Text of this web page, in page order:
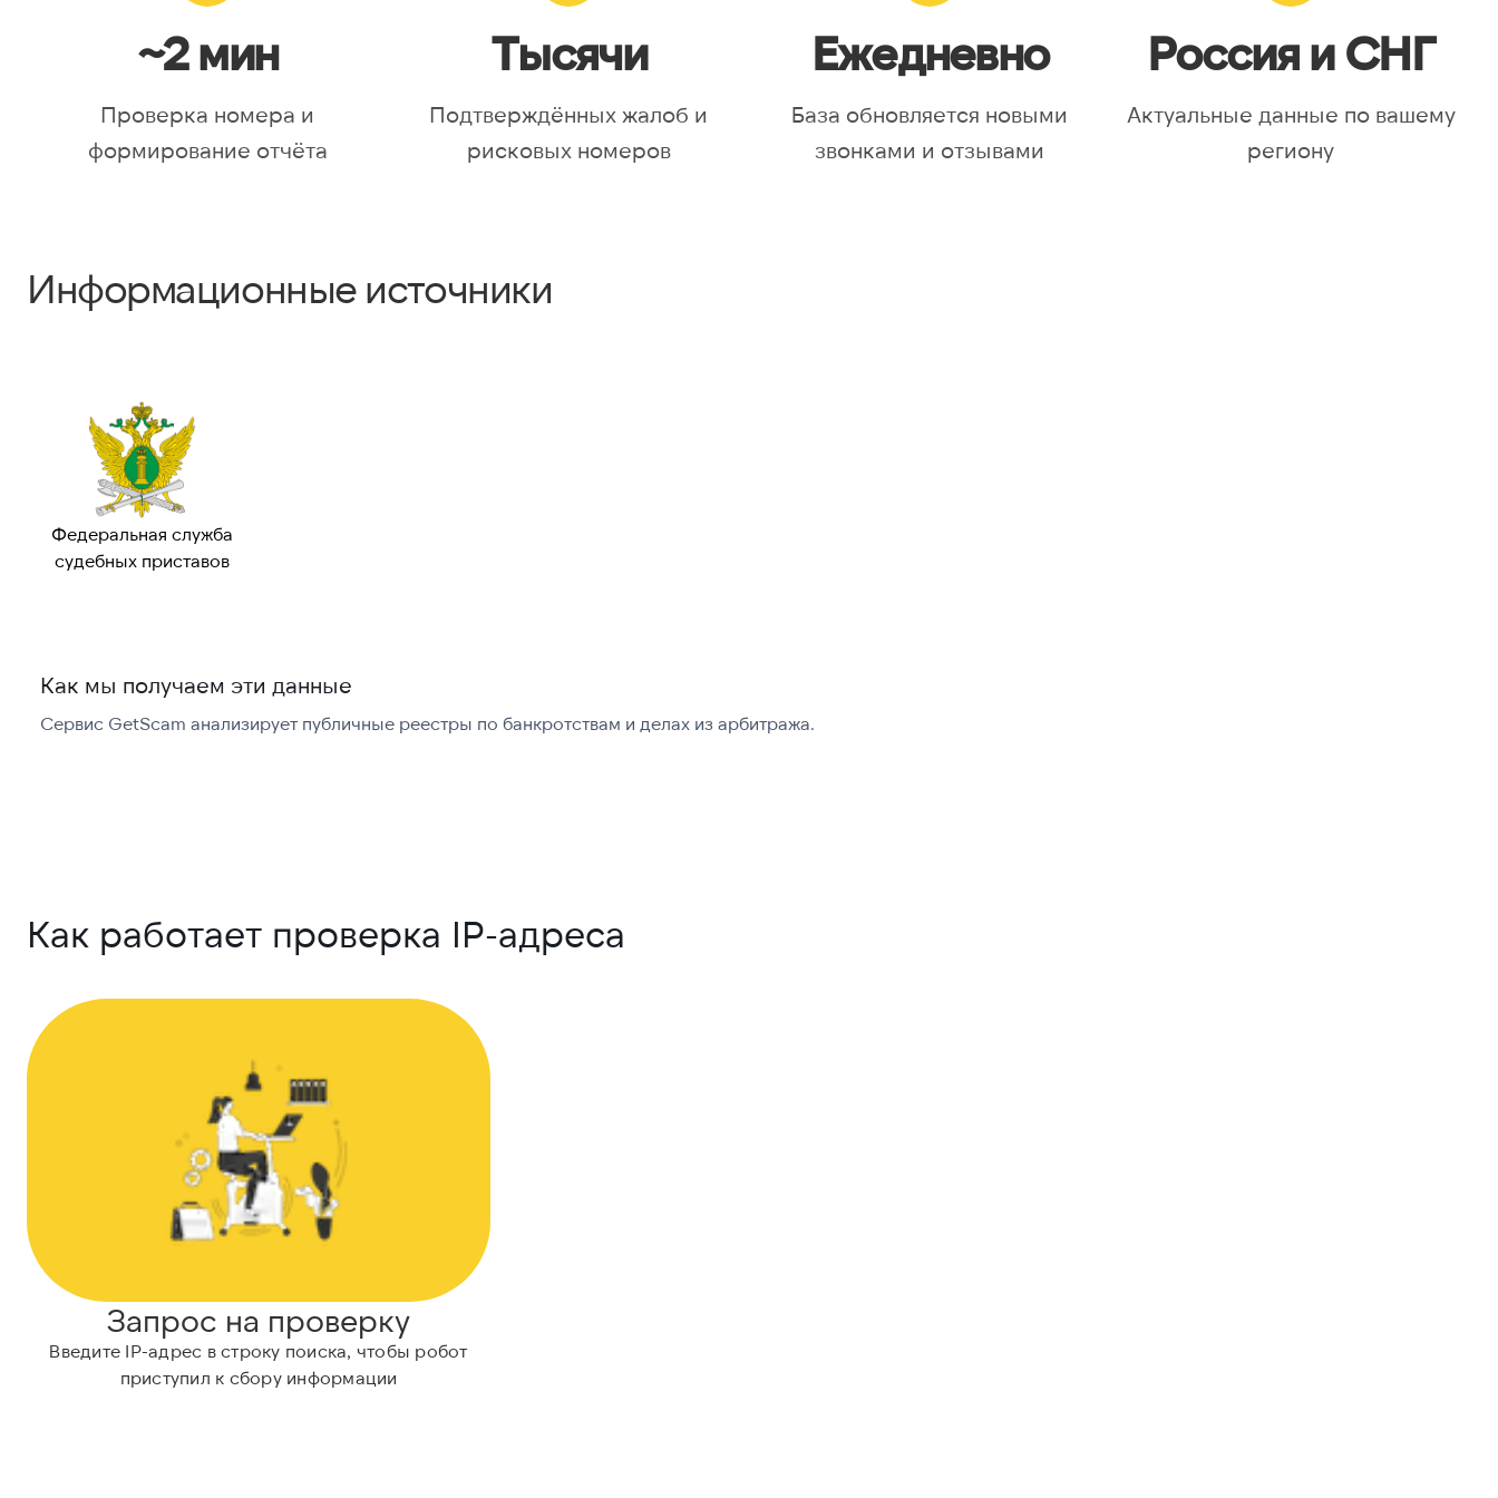
~2 мин
Проверка номера и
формирование отчёта
Тысячи
Подтверждённых жалоб и
рисковых номеров
Ежедневно
База обновляется новыми
звонками и отзывами
Россия и СНГ
Актуальные данные по вашему
региону
Информационные источники
Федеральная служба
судебных приставов
Как мы получаем эти данные
Сервис GetScam анализирует публичные реестры по банкротствам и делах из арбитража.
Как работает проверка IP-адреса
Запрос на проверку
Введите IP-адрес в строку поиска, чтобы робот
приступил к сбору информации